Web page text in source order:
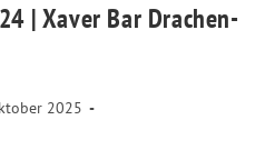
| Xaver Bar Drachen-
2025